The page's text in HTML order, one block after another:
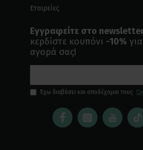
Εταιρείες
Εγγραφείτε στο
κερδίστε κουπόνι -10%
αγορά σας!
Έχω διαβάσει και αποδέχομαι τους